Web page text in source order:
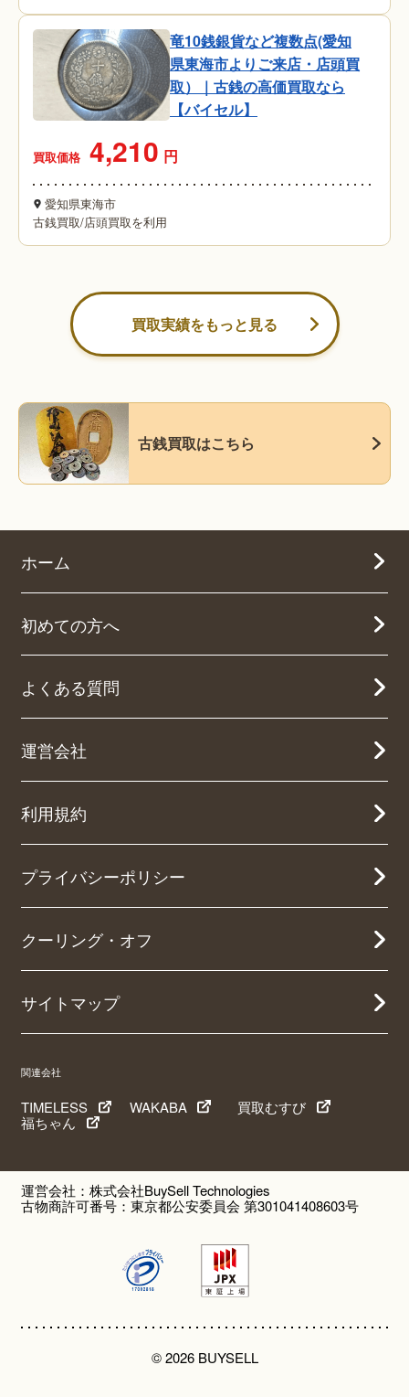
竜10銭銀貨など複数点(愛知
県東海市よりご来店・店頭買
取）｜古銭の高価買取なら
【バイセル】
買取価格 4,210 円
愛知県東海市
古銭買取/店頭買取を利用
買取実績をもっと見る
古銭買取はこちら
ホーム
初めての方へ
よくある質問
運営会社
利用規約
プライバシーポリシー
クーリング・オフ
サイトマップ
関連会社
TIMELESS WAKABA
買取むすび
福ちゃん
運営会社：株式会社BuySell Technologies
古物商許可番号：東京都公安委員会 第301041408603号
© 2026 BUYSELL